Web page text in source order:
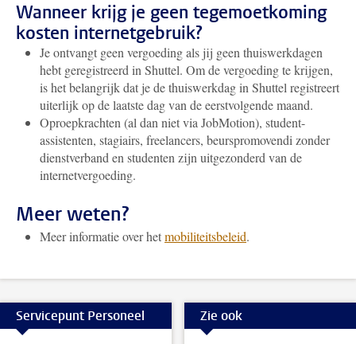
Wanneer krijg je geen tegemoetkoming
kosten internetgebruik?
Je ontvangt geen vergoeding als jij geen thuiswerkdagen
hebt geregistreerd in Shuttel. Om de vergoeding te krijgen,
is het belangrijk dat je de thuiswerkdag in Shuttel registreert
uiterlijk op de laatste dag van de eerstvolgende maand.
Oproepkrachten (al dan niet via JobMotion), student-
assistenten, stagiairs, freelancers, beurspromovendi zonder
dienstverband en studenten zijn uitgezonderd van de
internetvergoeding.
Meer weten?
Meer informatie over hetmobiliteitsbeleid.
Servicepunt Personeel Zie ook